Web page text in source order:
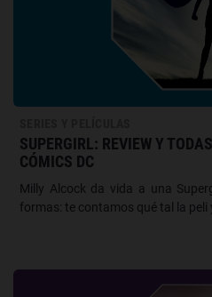
SUPERGIRL: REVIEW Y
CÓMICS DC
Milly Alcock da vida a una
formas: te contamos qué tal la peli